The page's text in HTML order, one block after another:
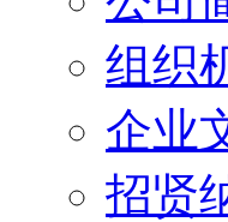
组织
企业
招贤